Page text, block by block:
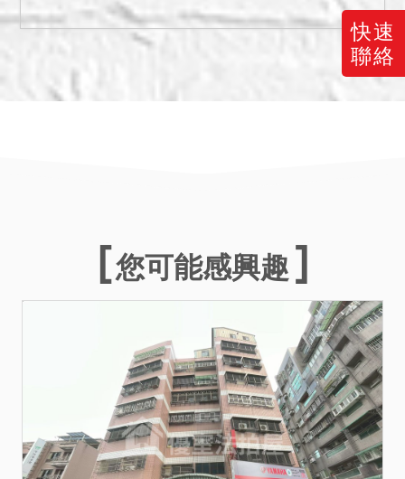
快速
聯絡
關認定為違章建築，拍定人
應自行承擔受拆除之危險；
又當事人與拍定人不得以面
積不符，請求增減價金或撤
有非自然死亡事件等）於使
用情形欄載明，惟縱無記
載，亦非保證絕無上情，此
部分請投標人斟酌注意，投
標人應自行查明有無該等情
事併審慎考量後再行應買，
拍定後不得以此為由聲請減
少價金或撤銷拍定。
七、刊登之公告內容如與本
院公告欄張貼之公告內容不
您可能感興趣